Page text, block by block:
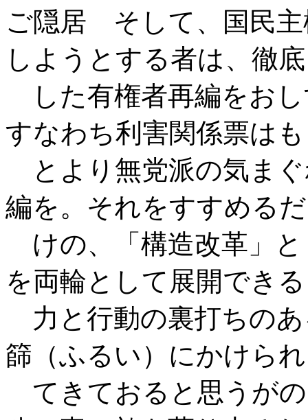
ご隠居 そして、国民主
しようとする者は、徹底
した有権者再編をお
すなわち利害関係票はも
とより無党派の気ま
編を。それをすすめるだ
けの、「構造改革」と
を両輪として展開できる
力と行動の裏打ちの
篩（ふるい）にかけられ
てきておると思うが